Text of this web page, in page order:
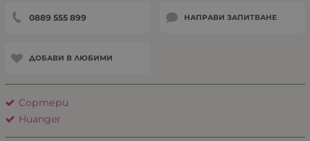
0889 555 899 НАПРАВИ ЗАПИТВАНЕ
ДОБАВИ В ЛЮБИМИ
Сортери
Huanger